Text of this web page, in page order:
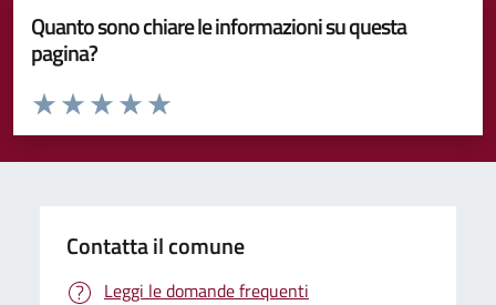
Quanto sono chiare le informazioni su questa
pagina?
Valuta da 1 a 5 stelle la pagina
Valuta 5 stelle su 5
Valuta 4 stelle su 5
Valuta 3 stelle su 5
Valuta 2 stelle su 5
Valuta 1 stelle su 5
Contatta il comune
Leggi le domande frequenti